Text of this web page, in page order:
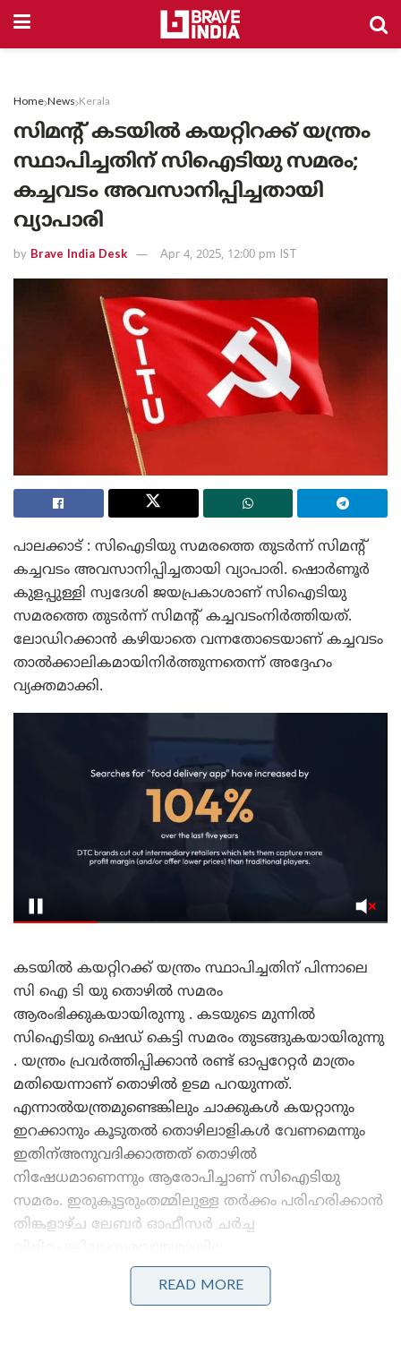
Home News Kerala
സിമന്‍റ് കടയിൽ കയറ്റിറക്ക് യന്ത്രം
സ്ഥാപിച്ചതിന് സിഐടിയു സമരം;
കച്ചവടം അവസാനിപ്പിച്ചതായി
വ്യാപാരി
by Brave India Desk Apr 4, 2025, 12:00 pm IST
പാലക്കാട് : സിഐടിയു സമരത്തെ തുടർന്ന് സിമന്റ്
കച്ചവടം അവസാനിപ്പിച്ചതായി വ്യാപാരി. ഷൊർണൂർ
കുളപ്പുള്ളി സ്വദേശി ജയപ്രകാശാണ് സിഐടിയു
സമരത്തെ തുടർന്ന് സിമന്‍റ് കച്ചവടംനിർത്തിയത്.
ലോഡിറക്കാൻ കഴിയാതെ വന്നതോടെയാണ് കച്ചവടം
താൽക്കാലികമായിനിർത്തുന്നതെന്ന് അദ്ദേഹം
വ്യക്തമാക്കി.
കടയിൽ കയറ്റിറക്ക് യന്ത്രം സ്ഥാപിച്ചതിന് പിന്നാലെ
സി ഐ ടി യു തൊഴിൽ സമരം
ആരംഭിക്കുകയായിരുന്നു . കടയുടെ മുന്നിൽ
സിഐടിയു ഷെഡ് കെട്ടി സമരം തുടങ്ങുകയായിരുന്നു
. യന്ത്രം പ്രവര്‍ത്തിപ്പിക്കാൻ രണ്ട് ഓപ്പറേറ്റര്‍ മാത്രം
മതിയെന്നാണ് തൊഴിൽ ഉടമ പറയുന്നത്.
എന്നാൽയന്ത്രമുണ്ടെങ്കിലും ചാക്കുകൾ കയറ്റാനും
ഇറക്കാനും കൂടുതൽ തൊഴിലാളികൾ വേണമെന്നും
ഇതിന്അനുവദിക്കാത്തത് തൊഴിൽ
നിഷേധമാണെന്നും ആരോപിച്ചാണ് സിഐടിയു
സമരം. ഇരുകൂട്ടരുംതമ്മിലുള്ള തർക്കം പരിഹരിക്കാൻ
തിങ്കളാഴ്ച ലേബർ ഓഫീസർ ചർച്ച
Stories you may like
READ MORE